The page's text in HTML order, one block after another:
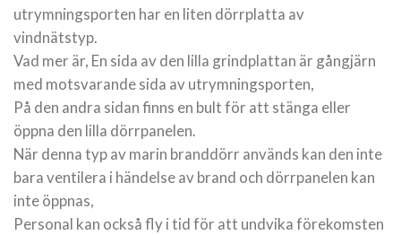
utrymningsporten har en liten dörrplatta av
vindnätstyp.
Vad mer är, En sida av den lilla grindplattan är gångjärn
med motsvarande sida av utrymningsporten,
På den andra sidan finns en bult för att stänga eller
öppna den lilla dörrpanelen.
När denna typ av marin branddörr används kan den inte
bara ventilera i händelse av brand och dörrpanelen kan
inte öppnas,
Personal kan också fly i tid för att undvika förekomsten